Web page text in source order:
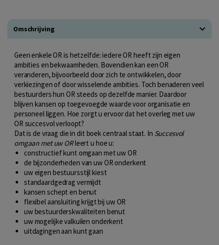
Omschrijving
Geen enkele OR is hetzelfde: iedere OR heeft zijn eigen
ambities en bekwaamheden. Bovendien kan een OR
veranderen, bijvoorbeeld door zich te ontwikkelen, door
verkiezingen of door wisselende ambities. Toch benaderen veel
bestuurders hun OR steeds op dezelfde manier. Daardoor
blijven kansen op toegevoegde waarde voor organisatie en
personeel liggen. Hoe zorgt u ervoor dat het overleg met uw
OR succesvol verloopt?
Dat is de vraag die in dit boek centraal staat. In Succesvol
omgaan met uw ORleert u hoe u:
constructief kunt omgaan met uw OR
de bijzonderheden van uw OR onderkent
uw eigen bestuursstijl kiest
standaardgedrag vermijdt
kansen schept en benut
flexibel aansluiting krijgt bij uw OR
uw bestuurderskwaliteiten benut
uw mogelijke valkuilen onderkent
uitdagingen aan kunt gaan